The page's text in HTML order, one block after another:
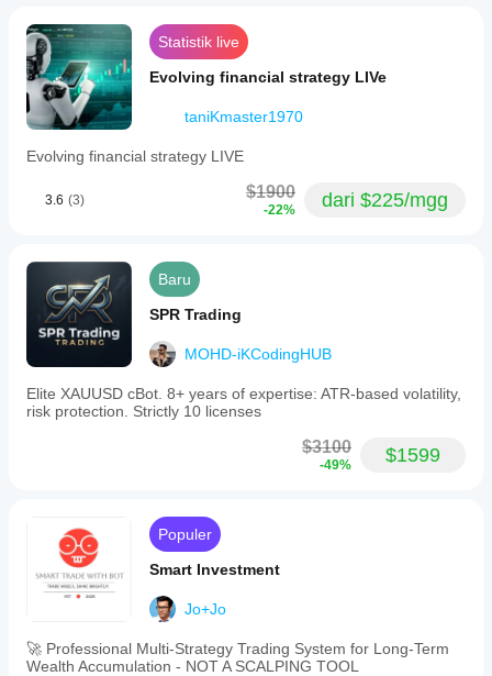
Statistik live
Evolving financial strategy LIVe
taniKmaster1970
Evolving financial strategy LIVE
3.6 (3) $1900
-22% dari $225/mgg
Baru
SPR Trading
MOHD-iKCodingHUB
Elite XAUUSD cBot. 8+ years of expertise: ATR-based volatility,
risk protection. Strictly 10 licenses
$3100
-49% $1599
Populer
Smart Investment
Jo+Jo
🚀 Professional Multi-Strategy Trading System for Long-Term
Wealth Accumulation - NOT A SCALPING TOOL